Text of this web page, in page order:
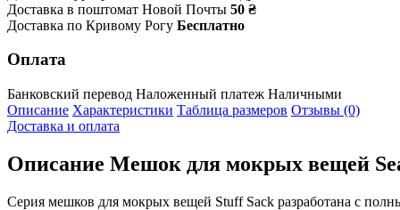
Доставка в поштомат Новой Почты 50 ₴
Доставка по Кривому Рогу Бесплатно
Оплата
Банковский перевод Наложенный платеж Наличными
Описание Характеристики Таблица размеров Отзывы (0)
Доставка и оплата
Описание Мешок для мокрых вещей
Серия мешков для мокрых вещей Stuff Sack разработана с